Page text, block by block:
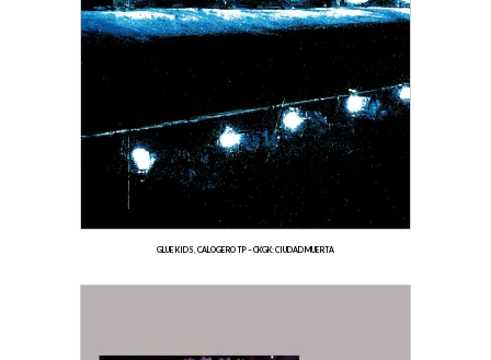
GLUE KIDS, CALOGERO TP – CKGK: CIUDAD MUERTA